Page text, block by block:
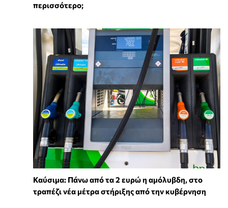
περισσότερο;
Καύσιμα: Πάνω από τα 2 ευρώ η αμόλυβδη, στο
τραπέζι νέα μέτρα στήριξης από την κυβέρνηση